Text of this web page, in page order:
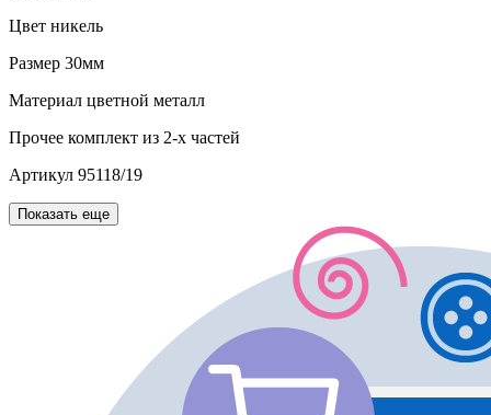
Цвет никель
Размер 30мм
Материал цветной металл
Прочее комплект из 2-х частей
Артикул 95118/19
Показать еще